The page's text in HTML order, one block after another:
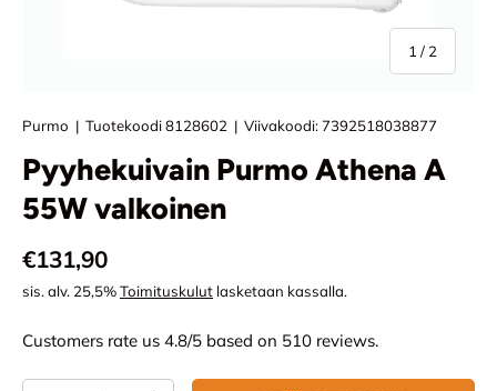
1 / /2
Purmo | Tuotekoodi8128602 | Viivakoodi: 7392518038877
Pyyhekuivain Purmo Athena A
55W valkoinen
Normaali hinta
€131,90
sis. alv. 25,5%Toimituskulut lasketaan kassalla.
Customers rate us 4.8/5 based on 510 reviews.